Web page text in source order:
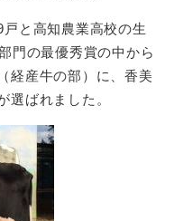
と高知農業高校の生
門の最優秀賞の中から
経産牛の部）に、香美
選ばれました。